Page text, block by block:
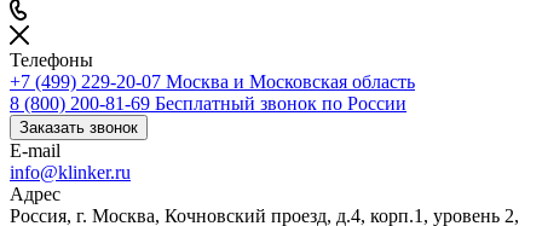
Телефоны
+7 (499) 229-20-07 Москва и Московская область
8 (800) 200-81-69 Бесплатный звонок по России
Заказать звонок
E-mail
info@klinker.ru
Адрес
Россия, г. Москва, Кочновский проезд, д.4, корп.1, уровень 2,